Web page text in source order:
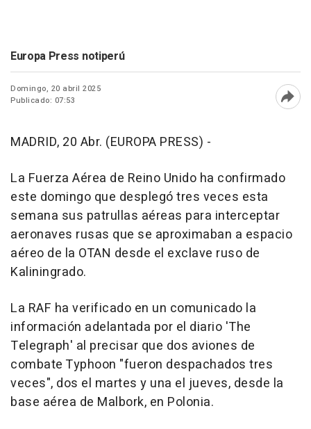
Europa Press notiperú
Domingo, 20 abril 2025
Publicado: 07:53
MADRID, 20 Abr. (EUROPA PRESS) -
La Fuerza Aérea de Reino Unido ha confirmado
este domingo que desplegó tres veces esta
semana sus patrullas aéreas para interceptar
aeronaves rusas que se aproximaban a espacio
aéreo de la OTAN desde el exclave ruso de
Kaliningrado.
La RAF ha verificado en un comunicado la
información adelantada por el diario 'The
Telegraph' al precisar que dos aviones de
combate Typhoon "fueron despachados tres
veces", dos el martes y una el jueves, desde la
base aérea de Malbork, en Polonia.